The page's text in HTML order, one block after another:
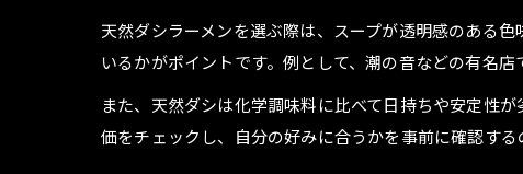
天然ダシラーメンを選ぶ際は、スープが透明感のある
いるかがポイントです。例として、潮の音などの有名
また、天然ダシは化学調味料に比べて日持ちや安定性
価をチェックし、自分の好みに合うかを事前に確認する